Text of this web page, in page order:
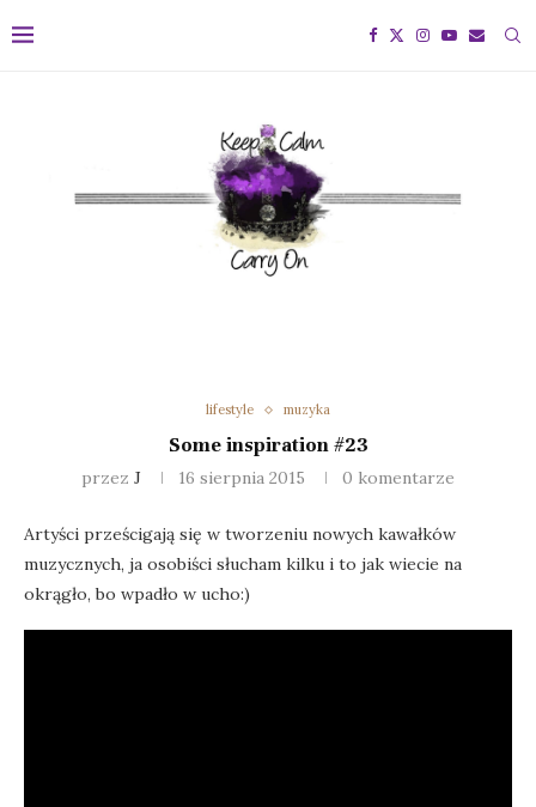
lifestyle muzyka
Some inspiration #23
przez J 16 sierpnia 2015 0 komentarze
Artyści prześcigają się w tworzeniu nowych kawałków
muzycznych, ja osobiści słucham kilku i to jak wiecie na
okrągło, bo wpadło w ucho:)